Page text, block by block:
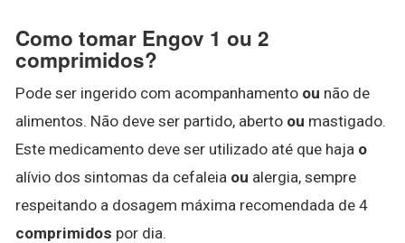
Como tomar Engov 1 ou 2
comprimidos?
Pode ser ingerido com acompanhamento ou não de
alimentos. Não deve ser partido, aberto ou mastigado.
Este medicamento deve ser utilizado até que haja o
alívio dos sintomas da cefaleia ou alergia, sempre
respeitando a dosagem máxima recomendada de 4
comprimidos por dia.